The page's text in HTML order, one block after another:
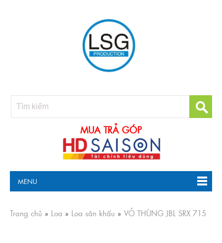
MUA TRẢ GÓP
MENU
Trang chủ » Loa » Loa sân khấu » VỎ THÙNG JBL SRX 715